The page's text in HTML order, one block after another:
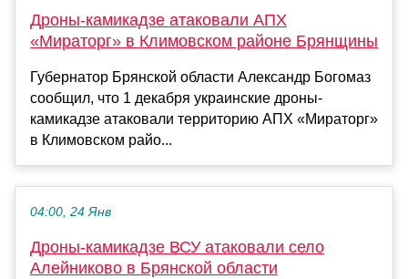
Дроны-камикадзе атаковали АПХ
«Мираторг» в Климовском районе Брянщины
Губернатор Брянской области Александр Богомаз
сообщил, что 1 декабря украинские дроны-
камикадзе атаковали территорию АПХ «Мираторг»
в Климовском райо...
04:00, 24 Янв
Дроны-камикадзе ВСУ атаковали село
Алейниково в Брянской области